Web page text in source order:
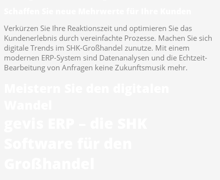
Verkürzen Sie Ihre Reaktionszeit und optimieren Sie das
Kundenerlebnis durch vereinfachte Prozesse. Machen Sie sich
digitale Trends im SHK-Großhandel zunutze. Mit einem
modernen ERP-System sind Datenanalysen und die Echtzeit-
Bearbeitung von Anfragen keine Zukunftsmusik mehr.